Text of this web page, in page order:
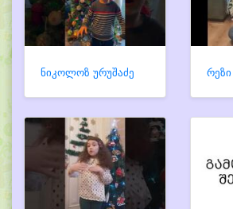
ნიკოლოზ ურუშაძე რეზი